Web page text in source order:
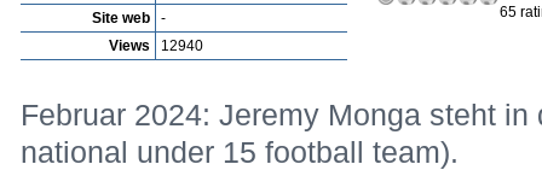
Site web
-
Views
12940
65
Februar 2024: Jeremy Monga steht
national under 15 football team).